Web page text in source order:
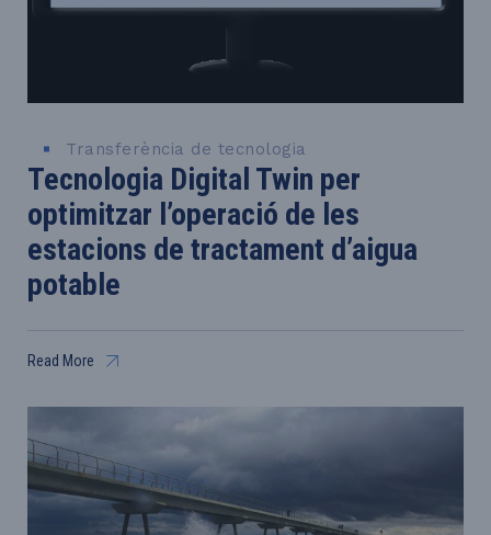
Transferència de tecnologia
Tecnologia Digital Twin per
optimitzar l’operació de les
estacions de tractament d’aigua
potable
Read More